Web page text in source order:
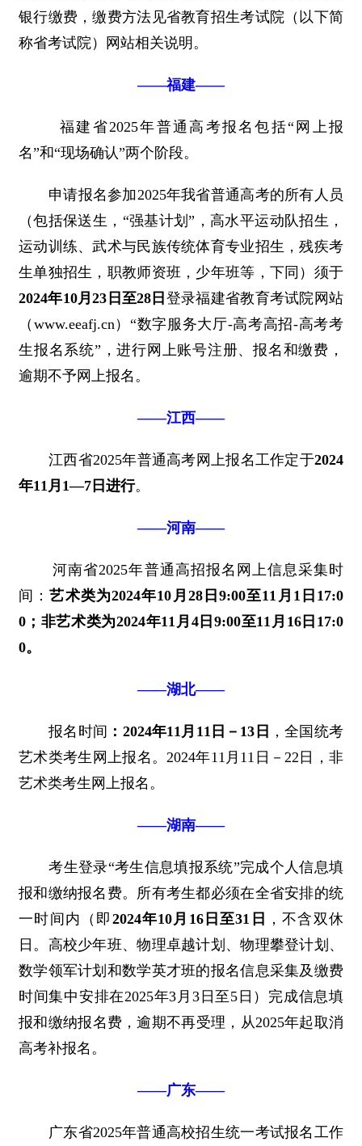
银行缴费，缴费方法见省教育招生考试院（以下简
称省考试院）网站相关说明。
——福建——
福建省2025年普通高考报名包括“网上报
名”和“现场确认”两个阶段。
申请报名参加2025年我省普通高考的所有人员
（包括保送生，“强基计划”，高水平运动队招生，
运动训练、武术与民族传统体育专业招生，残疾考
生单独招生，职教师资班，少年班等，下同）须于
2024年10月23日至28日 登录福建省教育考试院网站
（www.eeafj.cn）“数字服务大厅-高考高招-高考考
生报名系统”，进行网上账号注册、报名和缴费，
逾期不予网上报名。
——江西——
江西省2025年普通高考网上报名工作定于2024
年11月1—7日进行。
——河南——
河南省2025年普通高招报名网上信息采集时
间：艺术类为2024年10月28日9:00至11月1日17:0
0；非艺术类为2024年11月4日9:00至11月16日17:0
0。
——湖北——
报名时间 ：2024年11月11日－13日 ，全国统考
艺术类考生网上报名。2024年11月11日－22日，非
艺术类考生网上报名。
——湖南——
考生登录“考生信息填报系统”完成个人信息填
报和缴纳报名费。所有考生都必须在全省安排的统
一时间内（即 2024年10月16日至31日
，不含双休
日。高校少年班、物理卓越计划、物理攀登计划、
数学领军计划和数学英才班的报名信息采集及缴费
时间集中安排在2025年3月3日至5日）完成信息填
报和缴纳报名费，逾期不再受理，从2025年起取消
高考补报名。
——广东——
广东省2025年普通高校招生统一考试报名工作